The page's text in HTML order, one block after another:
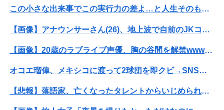
この小さな出来事でこの実行力の差よ…と人生そのものが心配になってしまう
【画像】アナウンサーさん(26)、地上波で自前のJKコスプレを披露wwwwwww
【画像】20歳のラブライブ声優、胸の谷間を解禁wwwwww遠藤璃菜、1st写真集で美乳＆美ヘソをセクシー露出！！！
オコエ瑠偉、メキシコに渡って2球団を即クビ→SNS更新が3ヶ月間止まって消息不明に
【悲報】落語家、亡くなったタレントからいじめられた過去を告白する…